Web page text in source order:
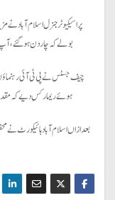
پراسیکیوٹر جنرل اسلام آباد
بولے کہ چار دن ہو گئے، آپ
چیف جسٹس نے پی ٹی آئی رہنماؤں
ہوئے ریمارکس دیے کہ مقدمے میں
بعد ازاں اسلام آباد ہائیکورٹ نے